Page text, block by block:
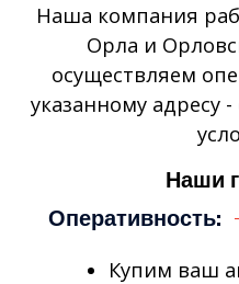
Наша компания
Орла и
осуществляем
указанному адресу
Наши
Оперативность:
Купим ваш